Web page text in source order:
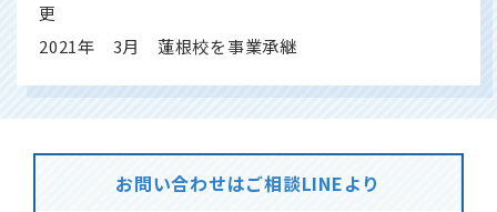
更
2021年 3月 蓮根校を事業承継
お問い合わせはご相談LINEより